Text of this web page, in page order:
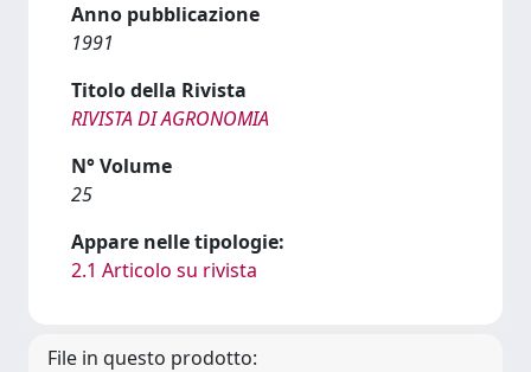
Anno pubblicazione
1991
Titolo della Rivista
RIVISTA DI AGRONOMIA
N° Volume
25
Appare nelle tipologie:
2.1 Articolo su rivista
File in questo prodotto: